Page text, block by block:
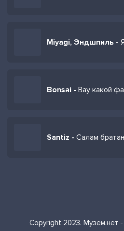
Miyagi, Эндшпиль -
Bonsai - Вау какой
Santiz - Салам
Copyright 2023. Музем.нет -